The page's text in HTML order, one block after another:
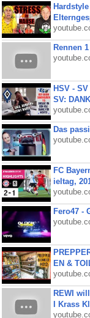
Rennen
HSV -
SV:
Das
FC
ieltag,
Fero47 -
EN &
REWI
I Krass